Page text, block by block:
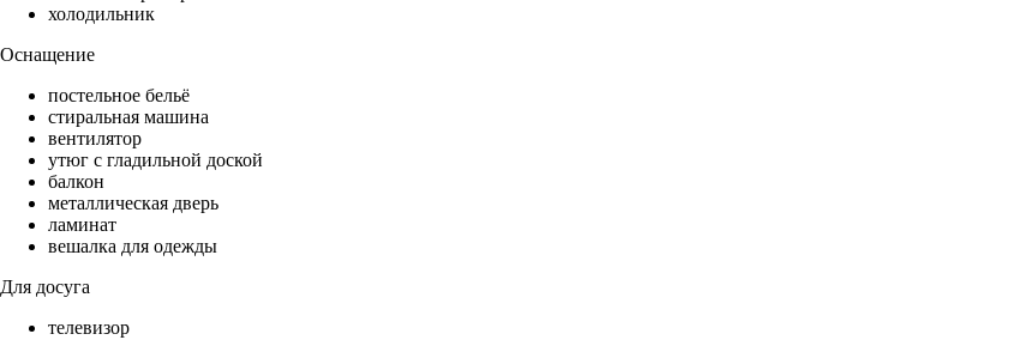
холодильник
Оснащение
постельное бельё
стиральная машина
вентилятор
утюг с гладильной доской
балкон
металлическая дверь
ламинат
вешалка для одежды
Для досуга
телевизор